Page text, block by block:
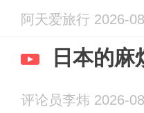
阿天爱旅行 2026-
日本的麻
评论员李炜 2026-